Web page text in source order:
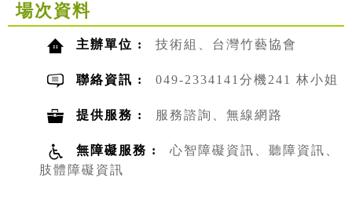
場次資料
主辦單位 : 技術組、台灣竹藝協會
聯絡資訊 : 049-2334141分機241 林小姐
提供服務 : 服務諮詢、無線網路
無障礙服務 :
心智障礙資訊、聽障資訊、
肢體障礙資訊